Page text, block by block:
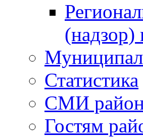
(надзор)
Статистика
СМИ
Гостям